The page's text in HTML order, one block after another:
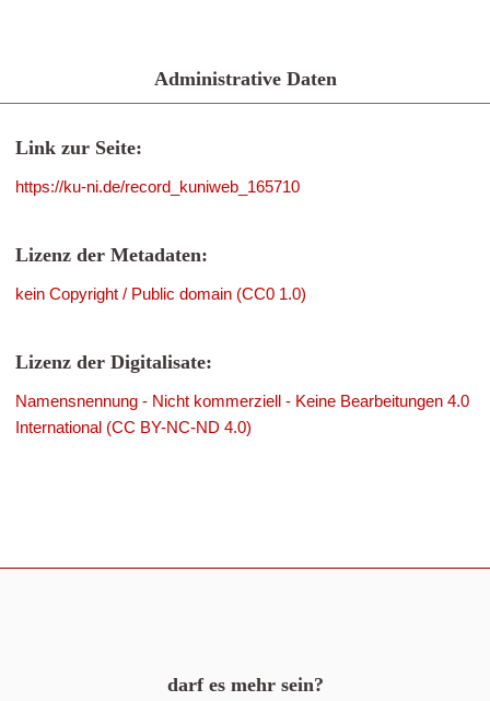
Administrative Daten
Link zur Seite:
https://ku-ni.de/record_kuniweb_165710
Lizenz der Metadaten:
kein Copyright / Public domain (CC0 1.0)
Lizenz der Digitalisate:
Namensnennung - Nicht kommerziell - Keine Bearbeitungen 4.0
International (CC BY-NC-ND 4.0)
darf es mehr sein?